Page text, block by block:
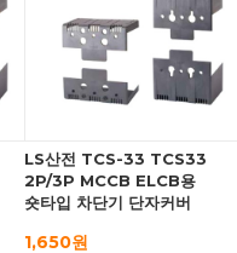
LS산전 TCS-33 TCS33
2P/3P MCCB ELCB용
숏타입 차단기 단자커버
1,650원